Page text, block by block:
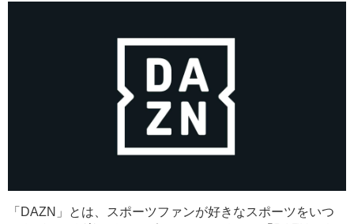
「DAZN」とは、スポーツファンが好きなスポーツをいつ